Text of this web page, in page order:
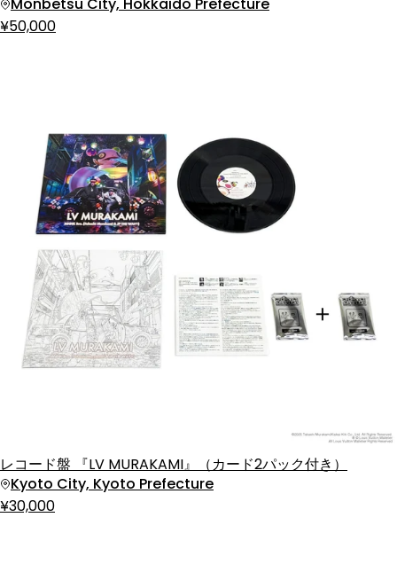
Monbetsu City, Hokkaido Prefecture
¥50,000
レコード盤 『LV MURAKAMI』（カード2パック付き）
Kyoto City, Kyoto Prefecture
¥30,000